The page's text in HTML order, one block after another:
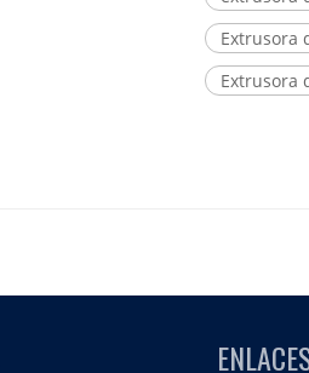
Extrusora
Extrusora